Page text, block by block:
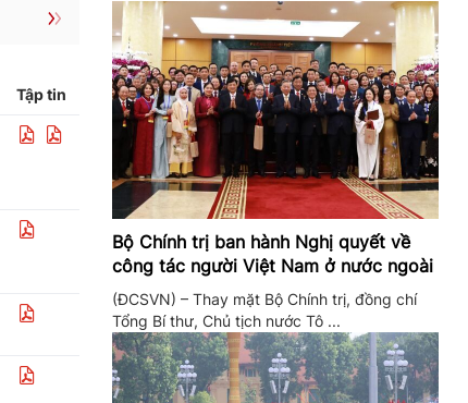
Tập tin
Bộ Chính trị ban hành Nghị quyết về
công tác người Việt Nam ở nước ngoài
(ĐCSVN) – Thay mặt Bộ Chính trị, đồng chí
Tổng Bí thư, Chủ tịch nước Tô ...